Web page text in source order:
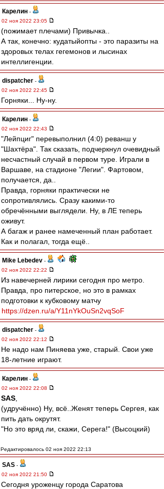
Карелин -
02 ноя 2022 23:05
(пожимает плечами) Привычка..
А так, конечно: кудатыйопты - это паразиты на
здоровых телах гегемонов и лысинах
интеллигенции.
dispatcher -
02 ноя 2022 22:45
Горняки... Ну-ну.
Карелин -
02 ноя 2022 22:43
"Лейпциг" перевыполнил (4:0) реванш у
"Шахтёра". Так сказать, подчеркнул очевидный
несчастный случай в первом туре. Играли в
Варшаве, на стадионе "Легии". Фартовом,
получается, да..
Правда, горняки практически не
сопротивлялись. Сразу какими-то
обречёнными выглядели. Ну, в ЛЕ теперь
оживут.
А багаж и ранее намеченный план работает.
Как и полагал, тогда ещё..
Mike Lebedev -
02 ноя 2022 22:22
Из навечерней лирики сегодня про метро.
Правда, про питерское, но это в рамках
подготовки к кубковому матчу
https://dzen.ru/a/Y11nYkOuSn2vqSoF
dispatcher -
02 ноя 2022 22:12
Не надо нам Пиняева уже, старый. Свои уже
18-летние играют.
Карелин -
02 ноя 2022 22:08
SAS
(удручённо) Ну, всё..Женят теперь Сергея, как
пить дать окрутят.
"Но это вряд ли, скажи, Серега!" (Высоцкий)
Редактировалось 02 ноя 2022 22:13
SAS -
02 ноя 2022 21:50
Сегодня уроженцу города Саратова